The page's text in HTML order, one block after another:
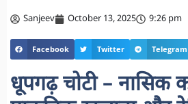
Sanjeev October 13, 2025 9:26 pm
Facebook Twitter Telegram
धूपगढ़ चोटी – नासिक